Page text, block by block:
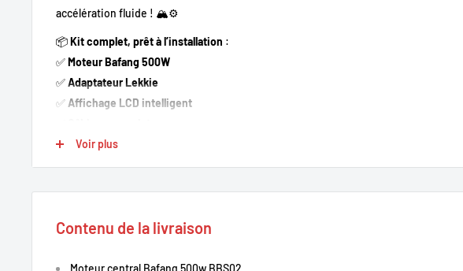
accélération fluide ! 🏔️⚙️
📦Kit complet, prêt à l’installation :
✅Moteur Bafang 500W
✅Adaptateur Lekkie
✅ Affichage LCD intelligent
✅
Freins avec capteurs de coupure moteur
✅Batterie & chargeur inclus
🔧Besoin d’un montage ?Nous réalisons l’installation complète dans notre atelier!
électrique performant
en quelques étapes simples ! Profitez d’une
Voir plus
Contenu de la livraison
Moteur central Bafang 500w BBS02